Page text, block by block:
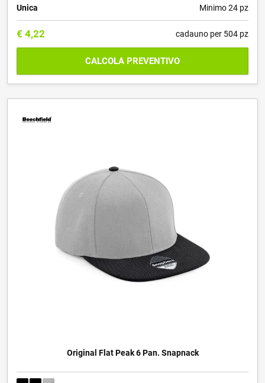
Unica Minimo 24 pz
€ 4,22 cadauno per 504 pz
CALCOLA PREVENTIVO
Original Flat Peak 6 Pan. Snapnack